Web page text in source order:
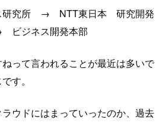
研究所 → NTT東日本 研究開発
ジネス開発本部
って言われることが最近は多いで
す。
ウドにはまっていったのか、過去